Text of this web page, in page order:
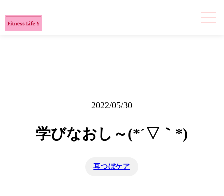
2022/05/30
学びなおし～(*´▽｀*)
耳つぼケア